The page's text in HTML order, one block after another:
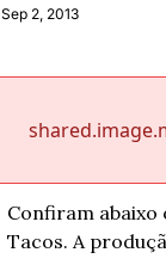
Sep 2, 2013
Confiram abaixo
Tacos. A